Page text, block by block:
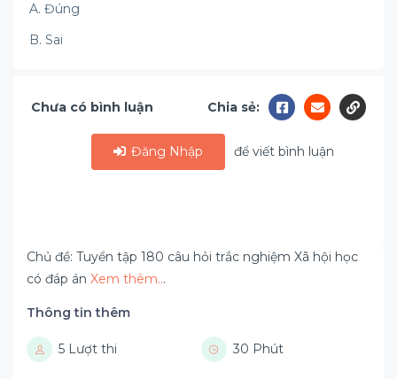
A. Đúng
B. Sai
Chưa có bình luận Chia sẻ:
Đăng Nhập để viết bình luận
Chủ đề: Tuyển tập 180 câu hỏi trắc nghiệm Xã hội học
có đáp án Xem thêm...
Thông tin thêm
5 Lượt thi 30 Phút